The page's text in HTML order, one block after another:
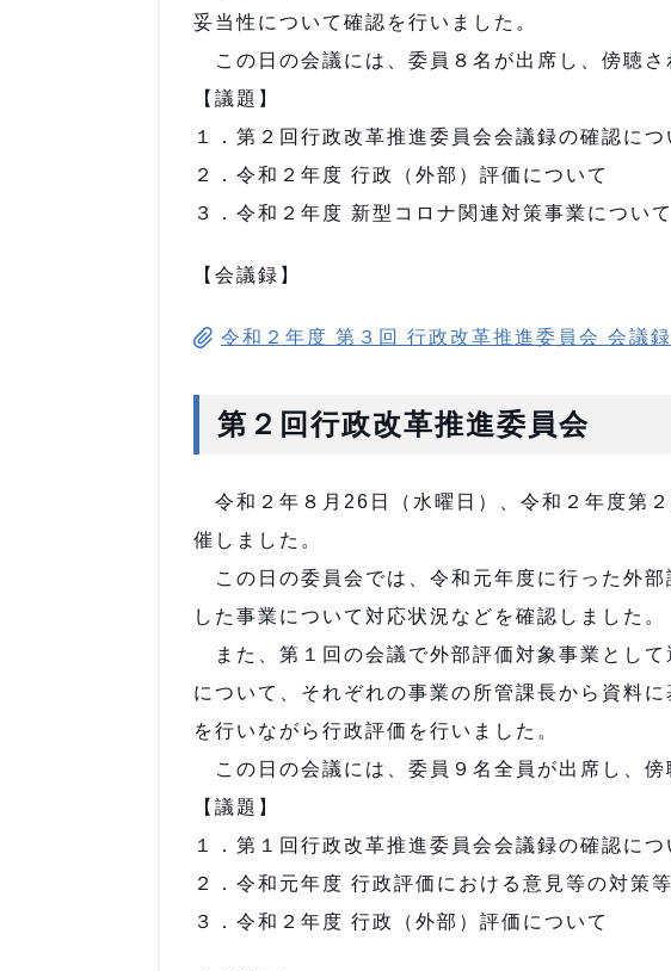
妥当性について確認を行いました。
この日の会議には、委員８名が出席し、傍聴さ
【議題】
１．第２回行政改革推進委員会会議録の確認につ
２．令和２年度 行政（外部）評価について
３．令和２年度 新型コロナ関連対策事業について
【会議録】
令和２年度 第３回 行政改革推進委員会 会議
第２回行政改革推進委員会
令和２年８月26日（水曜日）、令和２年度第
催しました。
この日の委員会では、令和元年度に行った外
した事業について対応状況などを確認しました。
また、第１回の会議で外部評価対象事業として
について、それぞれの事業の所管課長から資料
を行いながら行政評価を行いました。
この日の会議には、委員９名全員が出席し、傍
【議題】
１．第１回行政改革推進委員会会議録の確認につ
２．令和元年度 行政評価における意見等の対策
３．令和２年度 行政（外部）評価について